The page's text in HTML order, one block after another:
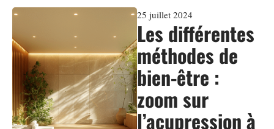
25 juillet 2024
Les différentes
méthodes de
bien-être :
zoom sur
l’acupression à